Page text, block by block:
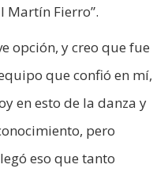
Martín Fierro”.
opción, y creo que fue
que confió en mí,
en esto de la danza y
pero
eso que tanto